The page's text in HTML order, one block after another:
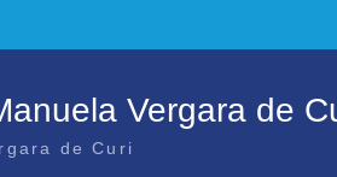
Vergara de
de Curi